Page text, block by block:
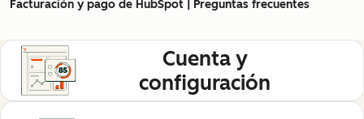
Facturación y pago de HubSpot | Preguntas frecuentes
Cuenta y
configuración